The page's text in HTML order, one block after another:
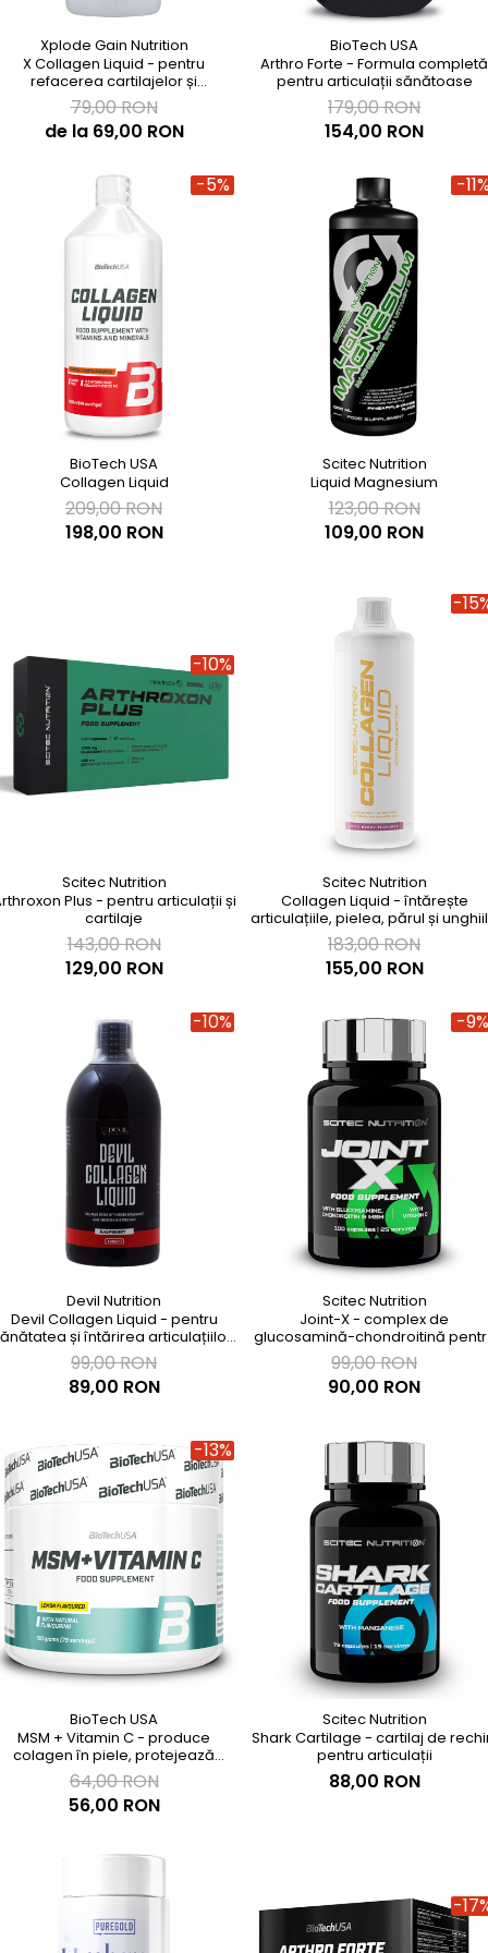
Înlocuitori de mese
Carbohidrați
Apărarea sanătății
Vitamine și minerale
Extracte din plante medicinale
Probiotice și enzime digestive
Sport de anduranţă, outdoor
Produse pentru relaxare
Collagen
Alte suplimente
Xplode Gain Nutrition
X Collagen Liquid - pentru
refacerea cartilajelor și
vâscozității lichidului
sinovial
79,00 RON
de la 69,00 RON
BioTech USA
Arthro Forte - Formula completă
pentru articulații sănătoase
179,00 RON
154,00 RON
-5%
BioTech USA
Collagen Liquid
209,00 RON
198,00 RON
-
Scitec Nutrition
Liquid Magnesium
123,00 RON
109,00 RON
-10%
Scitec Nutrition
Plus - pentru articulații și
cartilaje
143,00 RON
129,00 RON
-
Scitec Nutrition
Collagen Liquid - întărește
articulațiile, pielea, părul și
183,00 RON
155,00 RON
-10%
Devil Nutrition
Devil Collagen Liquid - pentru
și întărirea articulațiilor,
a pielii, a părului și unghiilor
99,00 RON
89,00 RON
-9%
Scitec Nutrition
Joint-X - complex de
glucosamină-chondroitină
întreţinerea articulaţiilor
99,00 RON
90,00 RON
-13%
BioTech USA
MSM + Vitamin C - produce
colagen în piele, protejează
articulațiile și reface cartilajele
64,00 RON
56,00 RON
Scitec Nutrition
Shark Cartilage - cartilaj de
pentru articulații
88,00 RON
-